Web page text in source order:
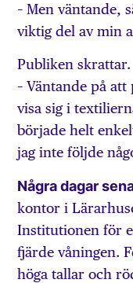
– Men väntande,
viktig del av min
Publiken skrattar.
– Väntande på
visa sig i
började helt
jag inte följde
Några dagar
kontor i
Institutionen för
fjärde våningen.
höga tallar och